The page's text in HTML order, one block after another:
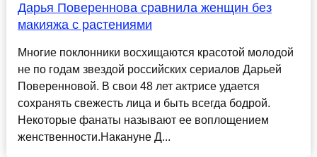
Дарья Повереннова сравнила женщин без
макияжа с растениями
Многие поклонники восхищаются красотой молодой
не по годам звездой российских сериалов Дарьей
Поверенновой. В свои 48 лет актрисе удается
сохранять свежесть лица и быть всегда бодрой.
Некоторые фанаты называют ее воплощением
женственности.Накануне Д...